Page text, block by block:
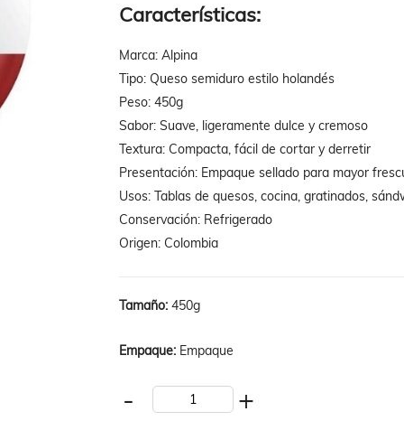
Características:
Marca: Alpina
Tipo: Queso semiduro estilo holandés
Peso: 450g
Sabor: Suave, ligeramente dulce y cremoso
Textura: Compacta, fácil de cortar y derretir
Presentación: Empaque sellado para mayor
Usos: Tablas de quesos, cocina, gratinados,
Conservación: Refrigerado
Origen: Colombia
Tamaño: 450g
Empaque: Empaque
- +